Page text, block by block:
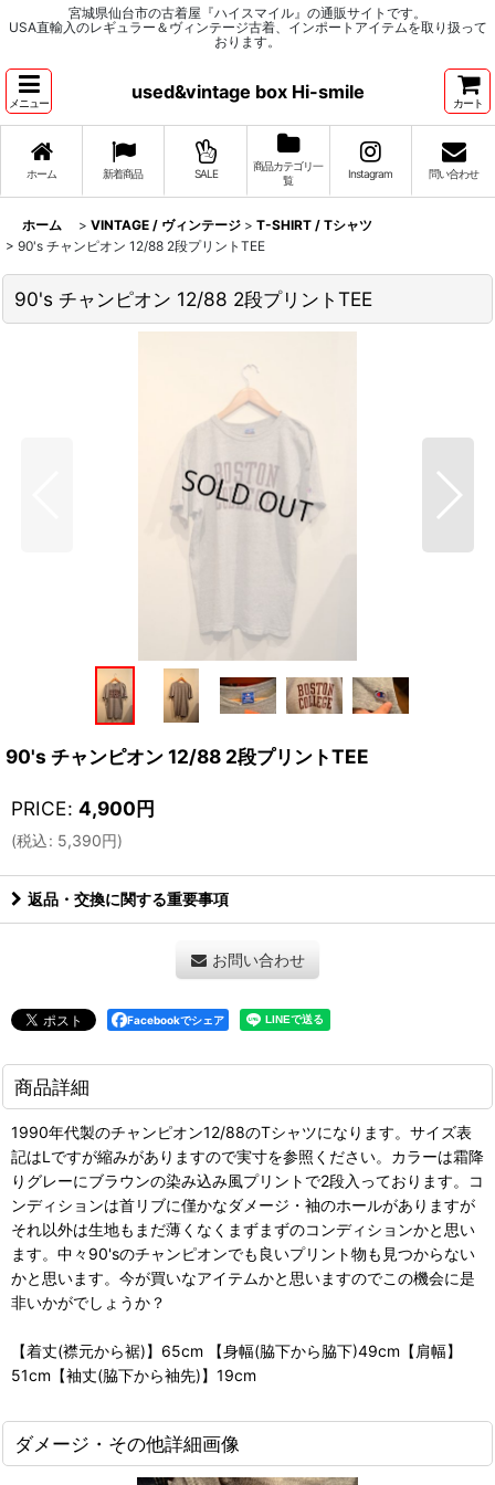
宮城県仙台市の古着屋『ハイスマイル』の通販サイトです。
USA直輸入のレギュラー＆ヴィンテージ古着、インポートアイテムを取り扱って
おります。
メニュー
used&vintage box Hi-smile
カート
ホーム 新着商品 SALE
商品カテゴリ一
覧
Instagram 問い合わせ
ホーム > VINTAGE / ヴィンテージ > T-SHIRT / Tシャツ
> 90's チャンピオン 12/88 2段プリントTEE
90's チャンピオン 12/88 2段プリントTEE
90's チャンピオン 12/88 2段プリントTEE
PRICE: 4,900円
(税込: 5,390円)
返品・交換に関する重要事項
お問い合わせ
Facebookでシェア
商品詳細
1990年代製のチャンピオン12/88のTシャツになります。サイズ表
記はLですが縮みがありますので実寸を参照ください。カラーは霜降
りグレーにブラウンの染み込み風プリントで2段入っております。コ
ンディションは首リブに僅かなダメージ・袖のホールがありますが
それ以外は生地もまだ薄くなくまずまずのコンディションかと思い
ます。中々90'sのチャンピオンでも良いプリント物も見つからない
かと思います。今が買いなアイテムかと思いますのでこの機会に是
非いかがでしょうか？
【着丈(襟元から裾)】65cm 【身幅(脇下から脇下)49cm【肩幅】
51cm【袖丈(脇下から袖先)】19cm
ダメージ・その他詳細画像